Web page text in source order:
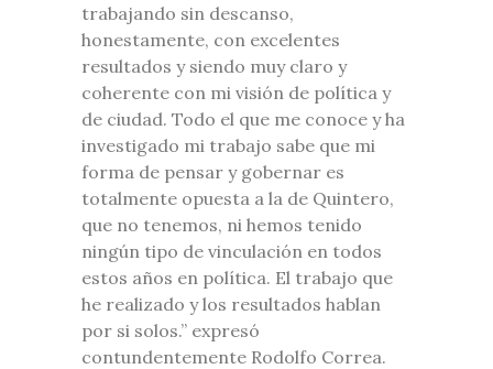
trabajando sin descanso,
honestamente, con excelentes
resultados y siendo muy claro y
coherente con mi visión de política y
de ciudad. Todo el que me conoce y ha
investigado mi trabajo sabe que mi
forma de pensar y gobernar es
totalmente opuesta a la de Quintero,
que no tenemos, ni hemos tenido
ningún tipo de vinculación en todos
estos años en política. El trabajo que
he realizado y los resultados hablan
por si solos.” expresó
contundentemente Rodolfo Correa.